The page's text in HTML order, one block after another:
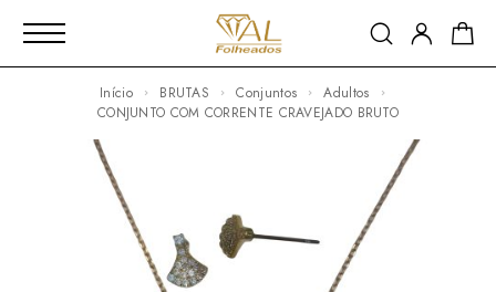
Início BRUTAS Conjuntos
Adultos
CONJUNTO COM CORRENTE CRAVEJADO BRUTO